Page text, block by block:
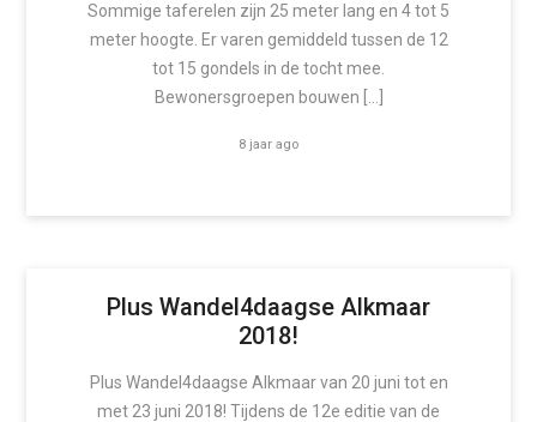
Sommige taferelen zijn 25 meter lang en 4 tot 5
meter hoogte. Er varen gemiddeld tussen de 12
tot 15 gondels in de tocht mee.
Bewonersgroepen bouwen […]
8 jaar ago
Plus Wandel4daagse Alkmaar
2018!
Plus Wandel4daagse Alkmaar van 20 juni tot en
met 23 juni 2018! Tijdens de 12e editie van de